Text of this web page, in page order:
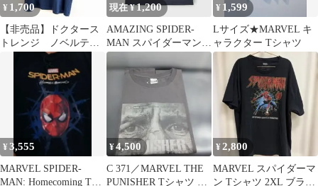
¥ 1,700
【非売品】ドクタース
トレンジ ノベルテ
ィ 半袖シャツ マー
現在 ¥1,200
AMAZING SPIDER-
MAN スパイダーマン
公式映画古着t メンズ
XL
¥ 1,599
Lサイズ★MARVEL キ
ャラクター Tシャツ
¥3,555
MARVEL SPIDER-
MAN: Homecoming Tシ
¥4,500
C 371／MARVEL THE
PUNISHER Tシャツ グ
¥2,800
MARVEL スパイダーマ
ン Tシャツ 2XL ブラッ